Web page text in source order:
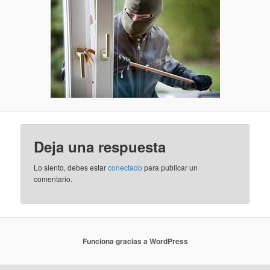
Deja una respuesta
Lo siento, debes estarconectado para publicar un
comentario.
Funciona gracias a WordPress